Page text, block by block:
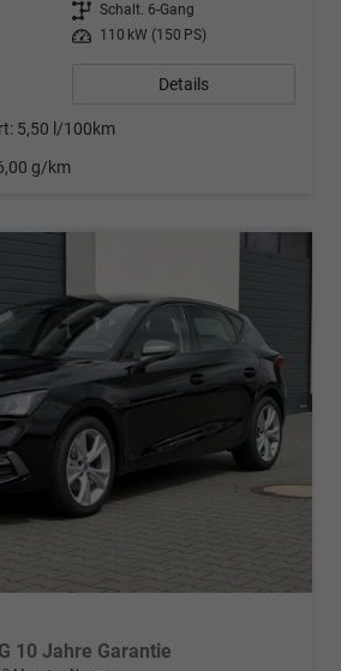
Getriebe Schalt. 6-Gang
Leistung 110 kW (150 PS)
Details
5,50 l/100km
g/km
10 Jahre Garantie